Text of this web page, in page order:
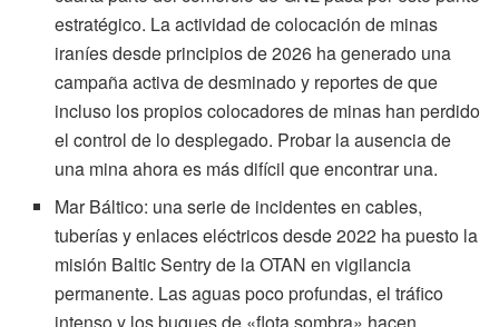
estratégico. La actividad de colocación de minas
iraníes desde principios de 2026 ha generado una
campaña activa de desminado y reportes de que
incluso los propios colocadores de minas han perdido
el control de lo desplegado. Probar la ausencia de
una mina ahora es más difícil que encontrar una.
Mar Báltico: una serie de incidentes en cables,
tuberías y enlaces eléctricos desde 2022 ha puesto la
misión Baltic Sentry de la OTAN en vigilancia
permanente. Las aguas poco profundas, el tráfico